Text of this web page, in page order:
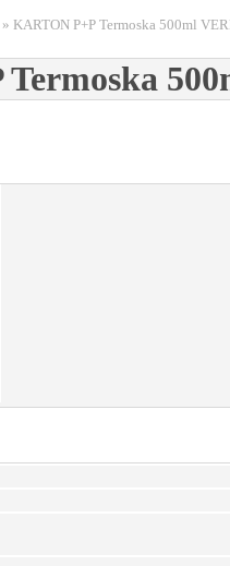
» KARTON P+P Termoska 500ml